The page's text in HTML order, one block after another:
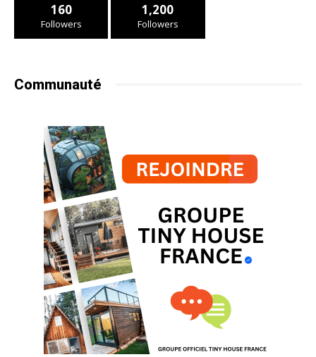
160
Followers
1,200
Followers
Communauté